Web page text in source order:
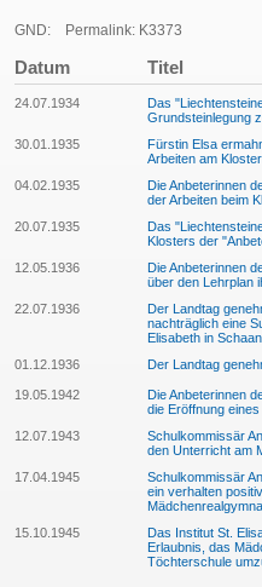
GND: Permalink: K3373
Datum Titel
24.07.1934
Das
Grundsteinlegung
30.01.1935
Fürstin Elsa
Arbeiten am
04.02.1935
Die Anbeterinnen
der Arbeiten beim
20.07.1935
Das
Klosters der
12.05.1936
Die Anbeterinnen
über den Lehrplan
22.07.1936
Der Landtag
nachträglich eine
Elisabeth in Schaan
01.12.1936 Der Landtag
19.05.1942
Die Anbeterinnen
die Eröffnung
12.07.1943
Schulkommissär
den Unterricht am
17.04.1945
Schulkommissär
ein verhalten
15.10.1945
Das Institut St.
Erlaubnis, das
Töchterschule